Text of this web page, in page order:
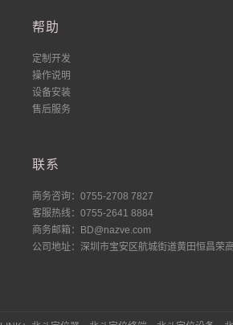
帮助
定制开发
操作说明
设备安装
售后服务
联系
商务咨询：0755-2708 7827
客服热线：0755-2641 8884
商务邮箱：BD@nazve.com
公司地址：深圳市宝安区航城街道黄田恒昌荣